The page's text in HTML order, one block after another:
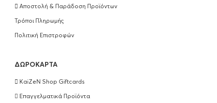
Αποστολή & Παράδοση Προϊόντων
Τρόποι Πληρωμής
Πολιτική Επιστροφών
ΔΩΡΟΚΆΡΤΑ
KaiZeN Shop Giftcards
Επαγγελματικά Προϊόντα